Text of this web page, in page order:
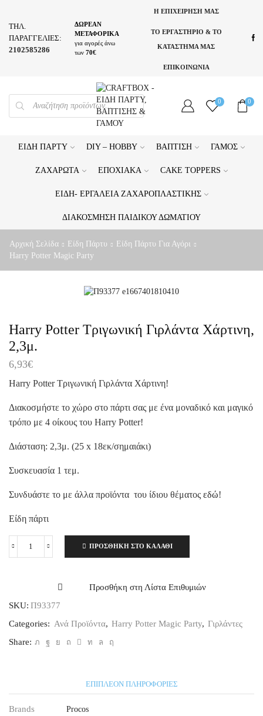
ΤΗΛ.
ΠΑΡΑΓΓΕΛΙΕΣ:
2102585286
ΔΩΡΕΑΝ
ΜΕΤΑΦΟΡΙΚΑ
για αγορές άνω
των 70€
Η ΕΠΙΧΕΙΡΗΣΗ ΜΑΣ
ΤΟ ΕΡΓΑΣΤΗΡΙΟ & ΤΟ
ΚΑΤΑΣΤΗΜΑ ΜΑΣ
ΕΠΙΚΟΙΝΩΝΙΑ
PRODUCTS
SEARCH
0 0
ΕΊΔΗ ΠΆΡΤΥ DIY – HOBBY ΒΆΠΤΙΣΗ ΓΆΜΟΣ
ΖΑΧΑΡΩΤΆ ΕΠΟΧΙΑΚΆ CAKE TOPPERS
ΕΊΔΗ- ΕΡΓΑΛΕΊΑ ΖΑΧΑΡΟΠΛΑΣΤΙΚΉΣ
ΔΙΑΚΌΣΜΗΣΗ ΠΑΙΔΙΚΟΎ ΔΩΜΑΤΊΟΥ
Αρχική Σελίδα Είδη Πάρτυ
Είδη Πάρτυ Για Αγόρι
Harry Potter Magic Party
Harry Potter Τριγωνική Γιρλάντα Χάρτινη,
2,3μ.
6,93€
Harry Potter Τριγωνική Γιρλάντα Χάρτινη!
Διακοσμήστε το χώρο στο πάρτι σας με ένα μοναδικό και μαγικό
τρόπο με 4 οίκους του Harry Potter!
Διάσταση: 2,3μ. (25 x 18εκ/σημαιάκι)
Συσκευασία 1 τεμ.
Συνδυάστε το με άλλα προϊόντα του ίδιου θέματος εδώ!
Είδη πάρτι
Harry
Γιρλάντα
2,3μ.
ποσότητα
ΠΡΟΣΘΉΚΗ ΣΤΟ ΚΑΛΆΘΙ
Προσθήκη στη Λίστα Επιθυμιών
SKU: Π93377
Categories: Ανά Προϊόντα, Harry Potter Magic Party, Γιρλάντες
Share:
ΕΠΙΠΛΈΟΝ ΠΛΗΡΟΦΟΡΊΕΣ
Brands Procos